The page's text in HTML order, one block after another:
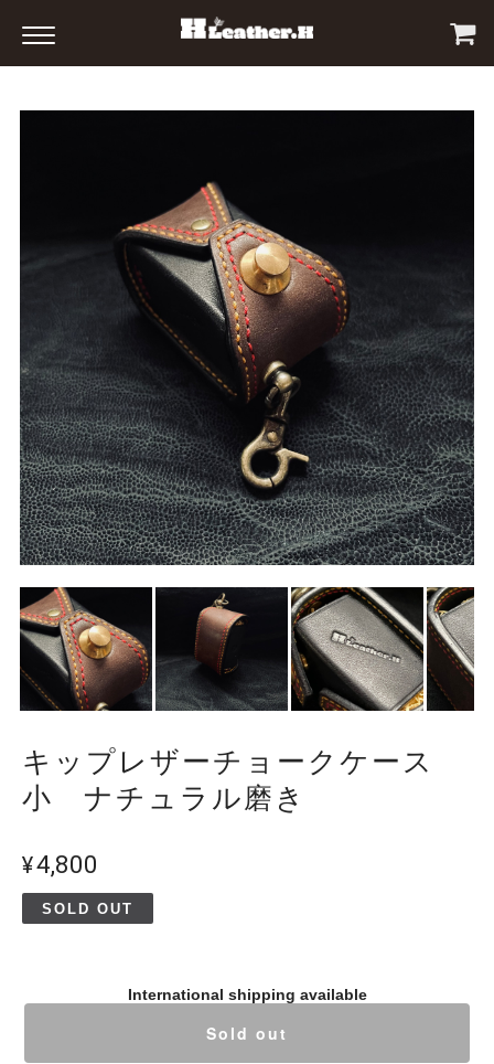
キップレザーチョークケース
小 ナチュラル磨き
¥4,800
SOLD OUT
International shipping available
Sold out